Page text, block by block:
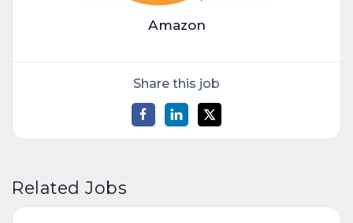
Amazon
Share this job
Related Jobs